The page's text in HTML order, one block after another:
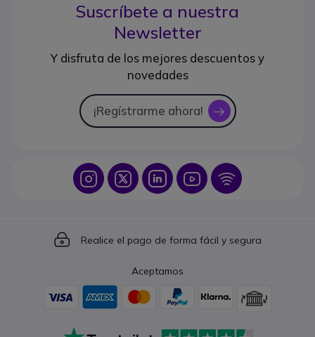
Suscríbete a nuestra
Newsletter
Y disfruta de los mejores descuentos y
novedades
¡Regístrarme ahora! icon
Icon IconIcon Icon Icon
Icon
Realice el pago de forma fácil y segura
Aceptamos